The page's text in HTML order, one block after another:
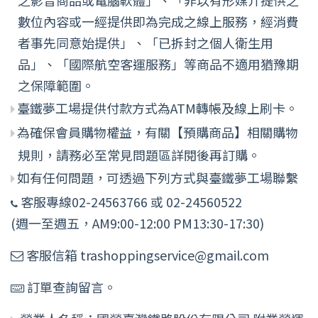
數位內容或一經提供即為完成之線上服務，經消費
者事先同意始提供」、「已拆封之個人衛生用
品」、「國際航空客運服務」等商品不適用猶豫期
之保障範圍。
臺鐵夢工場提供付款方式為ATM轉帳及線上刷卡。
為確保會員購物權益，有關【預購商品】相關購物
規則，請務必至常見問題區詳閱後再訂購。
如有任何問題，可透過下列方式與臺鐵夢工場聯繫
客服專線02-24563766 或 02-24560522
(週一至週五，AM9:00-12:00 PM13:30-17:30)
客服信箱 trashoppingservice@gmail.com
訂單查詢留言。